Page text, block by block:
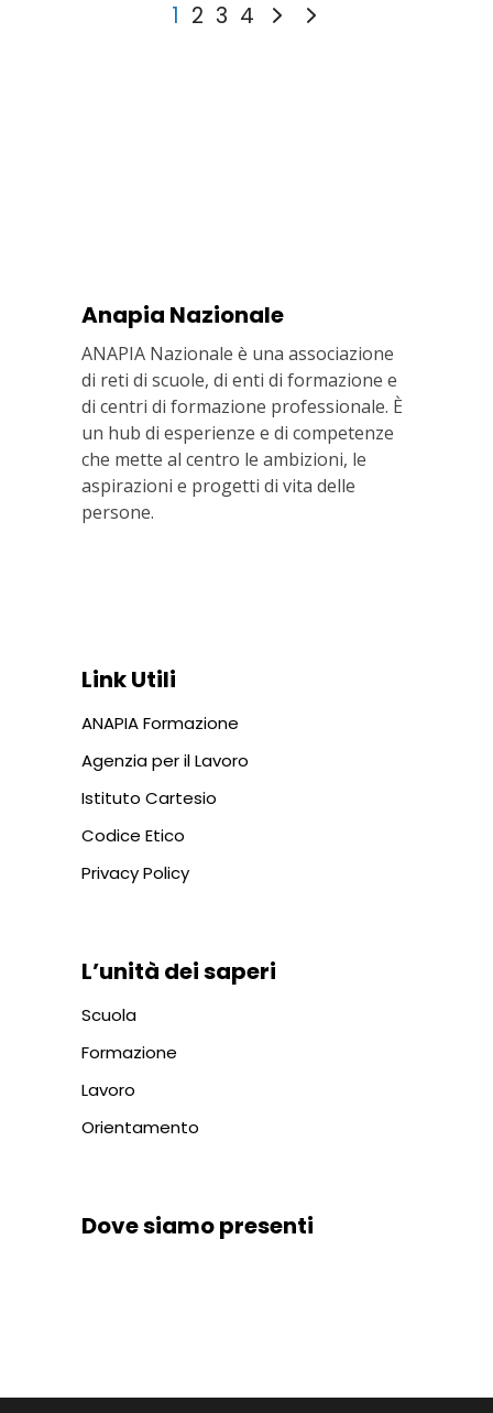
1 2 3 4
Anapia Nazionale
ANAPIA Nazionale è una associazione
di reti di scuole, di enti di formazione e
di centri di formazione professionale. È
un hub di esperienze e di competenze
che mette al centro le ambizioni, le
aspirazioni e progetti di vita delle
persone.
Link Utili
ANAPIA Formazione
Agenzia per il Lavoro
Istituto Cartesio
Codice Etico
Privacy Policy
L’unità dei saperi
Scuola
Formazione
Lavoro
Orientamento
Dove siamo presenti